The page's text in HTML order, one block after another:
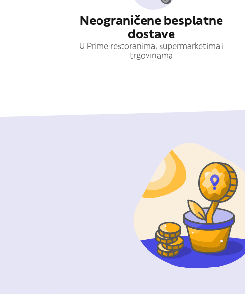
Neograničene besplatne
dostave
U Prime restoranima, supermarketima i
trgovinama